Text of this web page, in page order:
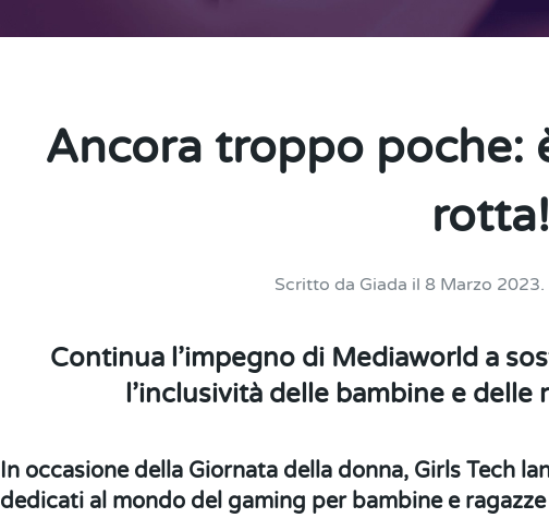
Ancora troppo poche:
rotta!
Scritto da Giada il 8 Marzo 2023
Continua l’impegno di Mediaworld a
l’inclusività delle bambine e delle
In occasione della Giornata della donna, Girls Tech
dedicati al mondo del gaming per bambine e